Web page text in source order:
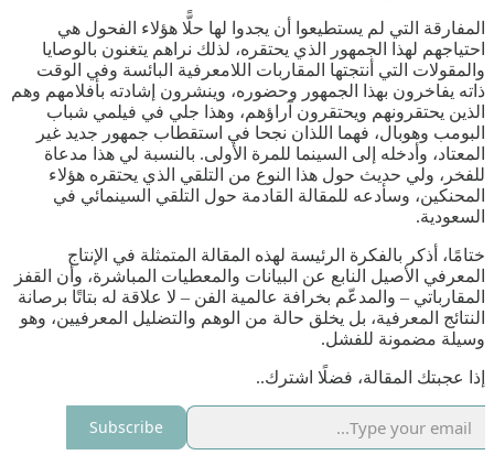
المفارقة التي لم يستطيعوا أن يجدوا لها حلًّا هؤلاء الفحول هي
احتياجهم لهذا الجمهور الذي يحتقره، لذلك نراهم يتغنون بالوصايا
والمقولات التي أنتجتها المقاربات اللامعرفية البائسة وفي الوقت
ذاته يفاخرون بهذا الجمهور وحضوره، وينشرون إشادته بأفلامهم وهم
الذين يحتقرونهم ويحتقرون آراؤهم، وهذا جلي في فيلمي شباب
البومب وهوبال، فهما اللذان نجحا في استقطاب جمهور جديد غير
المعتاد، وأدخله إلى السينما للمرة الأولى. بالنسبة لي هذا مدعاة
للفخر، ولي حديث حول هذا النوع من التلقي الذي يحتقره هؤلاء
المحنكين، وسأدعه للمقالة القادمة حول التلقي السينمائي في
السعودية.
ختامًا، أذكر بالفكرة الرئيسة لهذه المقالة المتمثلة في الإنتاج
المعرفي الأصيل النابع عن البيانات والمعطيات المباشرة، وأن القفز
المقارباتي – والمدعّم بخرافة عالمية الفن – لا علاقة له بتاتًا برصانة
النتائج المعرفية، بل يخلق حالة من الوهم والتضليل المعرفيين، وهو
وسيلة مضمونة للفشل.
إذا عجبتك المقالة، فضلًا اشترك..
Subscribe